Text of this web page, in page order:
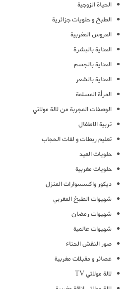
الحياة الزوجية
الطبخ و حلويات جزائرية
العروس المغربية
العناية بالبشرة
العناية بالجسم
العناية بالشعر
المرأة المسلمة
الوصفات المجربة من لالة مولاتي
تربية الاطفال
تعليم ربطات و لفات الحجاب
حلويات العيد
حلويات مغربية
ديكور واكسسوارات المنزل
شهيوات الطبخ المغربي
شهيوات رمضان
شهيوات عالمية
صور النقش الحناء
عصائر و مقبلات مغربية
لالة مولاتي TV